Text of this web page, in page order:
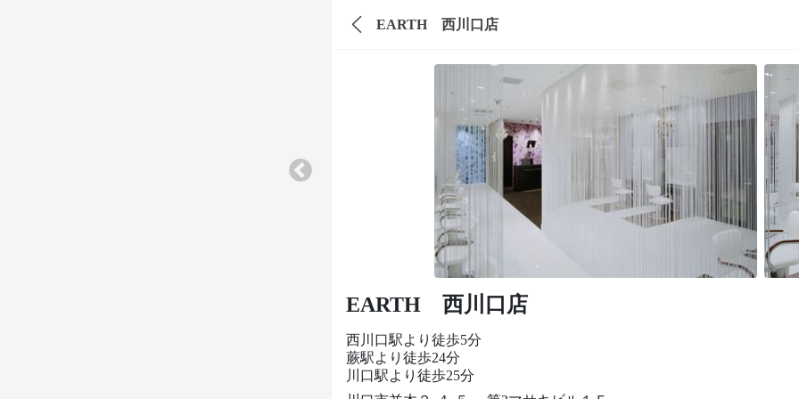
EARTH 西川口店
EARTH 西川口店
西川口駅より徒歩5分
蕨駅より徒歩24分
川口駅より徒歩25分